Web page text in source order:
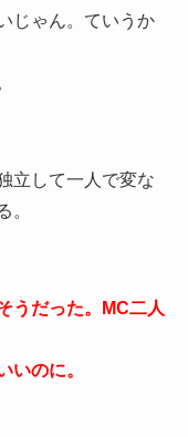
じゃん。ていうか
立して一人で変な
。
うだった。MC二人
いのに。